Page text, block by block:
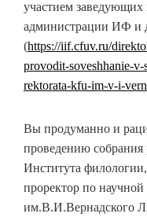
участием заведующих
администрации ИФ и
(https://iif.cfuv.ru/
provodit-soveshhanie-
rektorata-kfu-im-v-i-
Вы продуманно и
проведению
Института
проректор по
им.В.И.Вернадского